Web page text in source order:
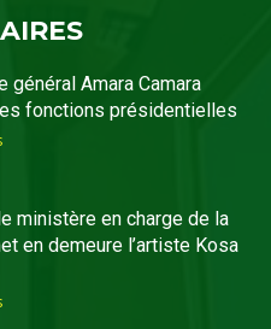
général Amara Camara
fonctions présidentielles
ministère en charge de la
en demeure l’artiste Kosa